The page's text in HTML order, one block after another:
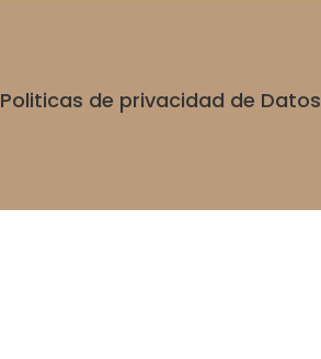
Politicas de privacidad de Datos